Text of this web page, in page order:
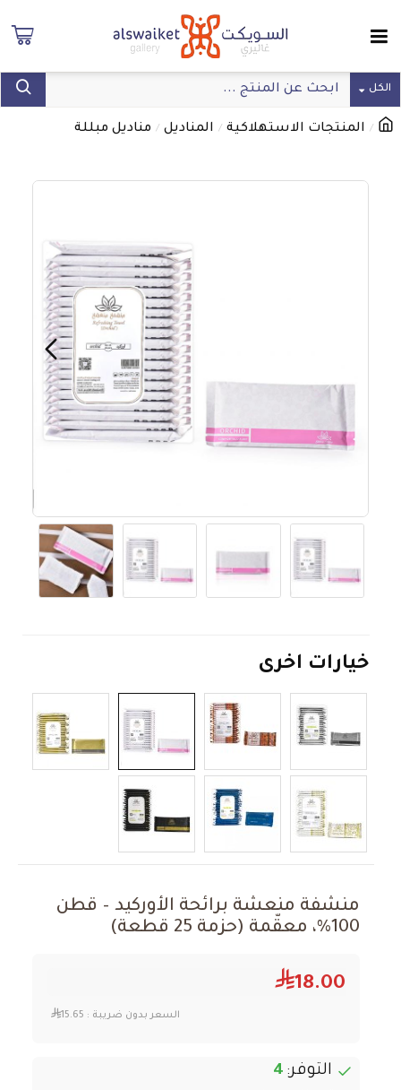
الكل
المنتجات الاستهلاكية المناديل مناديل مبللة
خيارات اخرى
منشفة منعشة برائحة الأوركيد – قطن
100%، معقّمة (حزمة 25 قطعة)
التوفر: 4
18.00
السعر بدون ضريبة : 15.65